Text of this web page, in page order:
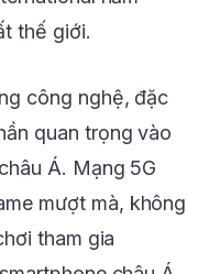
thế giới.
công nghệ, đặc
quan trọng vào
Á. Mạng 5G
mượt mà, không
tham gia